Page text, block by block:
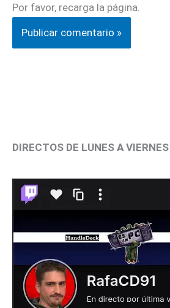
Por favor, recarga la página.
DIRECTOS DE LUNES A